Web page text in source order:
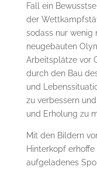
Fall ein
der
sodass nur wenig
neugebauten
Arbeitsplätze vor
durch den Bau
und
zu verbessern
und Erholung zu
Mit den Bildern
Hinterkopf
aufgeladenes